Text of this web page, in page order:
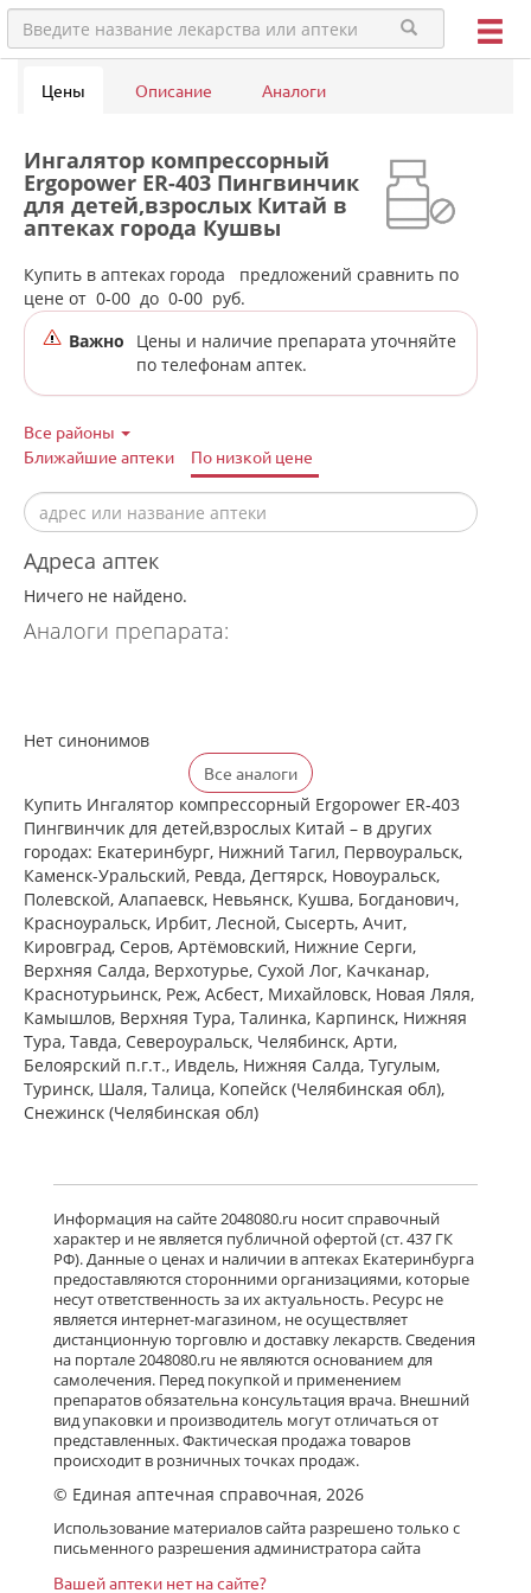
Цены Описание Аналоги
Ингалятор компрессорный
Ergopower ER-403 Пингвинчик
для детей,взрослых Китай в
аптеках города Кушвы
Купить в аптеках города
предложений сравнить по
цене от 0-00 до 0-00 руб.
Важно
Цены и наличие препарата уточняйте
по телефонам аптек.
Все районы
Ближайшие аптеки
По низкой цене
Адреса аптек
Ничего не найдено.
Аналоги препарата:
Нет синонимов
Все аналоги
Купить Ингалятор компрессорный Ergopower ER-403
Пингвинчик для детей,взрослых Китай – в других
городах: Екатеринбург, Нижний Тагил, Первоуральск,
Каменск-Уральский, Ревда, Дегтярск, Новоуральск,
Полевской, Алапаевск, Невьянск, Кушва, Богданович,
Красноуральск, Ирбит, Лесной, Сысерть, Ачит,
Кировград, Серов, Артёмовский, Нижние Cерги,
Верхняя Салда, Верхотурье, Сухой Лог, Качканар,
Краснотурьинск, Реж, Асбест, Михайловск, Новая Ляля,
Камышлов, Верхняя Тура, Талинка, Карпинск, Нижняя
Тура, Тавда, Североуральск, Челябинск, Арти,
Белоярский п.г.т., Ивдель, Нижняя Салда, Тугулым,
Туринск, Шаля, Талица, Копейск (Челябинская обл),
Снежинск (Челябинская обл)
Информация на сайте 2048080.ru носит справочный
характер и не является публичной офертой (ст. 437 ГК
РФ). Данные о ценах и наличии в аптеках Екатеринбурга
предоставляются сторонними организациями, которые
несут ответственность за их актуальность. Ресурс не
является интернет-магазином, не осуществляет
дистанционную торговлю и доставку лекарств. Сведения
на портале 2048080.ru не являются основанием для
самолечения. Перед покупкой и применением
препаратов обязательна консультация врача. Внешний
вид упаковки и производитель могут отличаться от
представленных. Фактическая продажа товаров
происходит в розничных точках продаж.
© Единая аптечная справочная, 2026
Использование материалов сайта разрешено только с
письменного разрешения администратора сайта
Вашей аптеки нет на сайте?